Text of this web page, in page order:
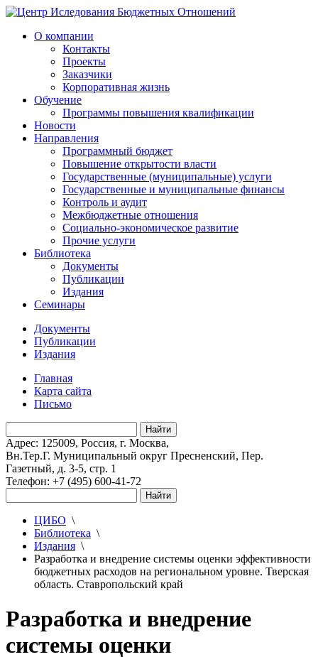
О компании
Контакты
Проекты
Заказчики
Корпоративная жизнь
Обучение
Программы повышения квалификации
Новости
Направления
Программный бюджет
Повышение открытости власти
Государственные (муниципальные) услуги
Государственные и муниципальные финансы
Контроль и аудит
Межбюджетные отношения
Социально-экономическое развитие
Прочие услуги
Библиотека
Документы
Публикации
Издания
Семинары
Документы
Публикации
Издания
Главная
Карта сайта
Письмо
Адрес: 125009, Россия, г. Москва,
Вн.Тер.Г. Муниципальный округ Пресненский, Пер.
Газетный, д. 3-5, стр. 1
Телефон: +7 (495) 600-41-72
ЦИБО \
Библиотека \
Издания \
Разработка и внедрение системы оценки эффективности
бюджетных расходов на региональном уровне. Тверская
область. Ставропольский край
Разработка и внедрение
системы оценки